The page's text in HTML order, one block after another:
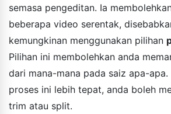
semasa pengeditan. Ia
beberapa video serentak,
kemungkinan menggunakan pilihan
Pilihan ini membolehkan anda
dari mana-mana pada saiz apa-
proses ini lebih tepat, anda boleh
trim atau split.